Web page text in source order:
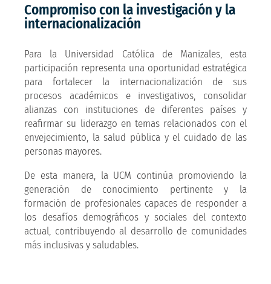
Compromiso con la investigación y la
internacionalización
Para la Universidad Católica de Manizales, esta
participación representa una oportunidad estratégica
para fortalecer la internacionalización de sus
procesos académicos e investigativos, consolidar
alianzas con instituciones de diferentes países y
reafirmar su liderazgo en temas relacionados con el
envejecimiento, la salud pública y el cuidado de las
personas mayores.
De esta manera, la UCM continúa promoviendo la
generación de conocimiento pertinente y la
formación de profesionales capaces de responder a
los desafíos demográficos y sociales del contexto
actual, contribuyendo al desarrollo de comunidades
más inclusivas y saludables.